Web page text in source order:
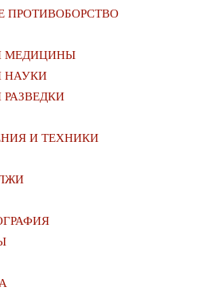
МЕДИЦИНЫ
НАУКИ
И ТЕХНИКИ